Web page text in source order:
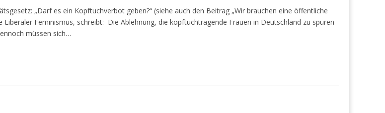
„Darf es ein Kopftuchverbot geben?“ (siehe auch den Beitrag „Wir brauchen eine öffentliche
Feminismus, schreibt: Die Ablehnung, die kopftuchtragende Frauen in Deutschland zu spüren
müssen sich…